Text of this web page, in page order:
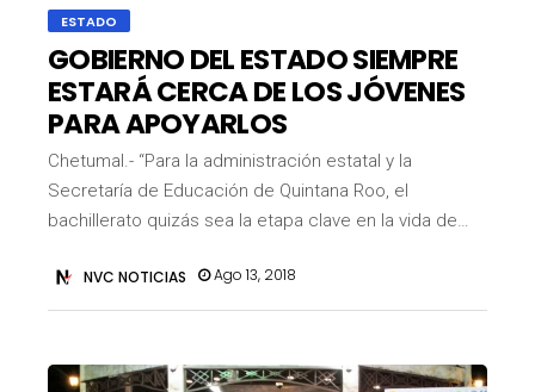
ESTADO
GOBIERNO DEL ESTADO SIEMPRE
ESTARÁ CERCA DE LOS JÓVENES
PARA APOYARLOS
Chetumal.- “Para la administración estatal y la
Secretaría de Educación de Quintana Roo, el
bachillerato quizás sea la etapa clave en la vida de…
NVC NOTICIAS Ago 13, 2018